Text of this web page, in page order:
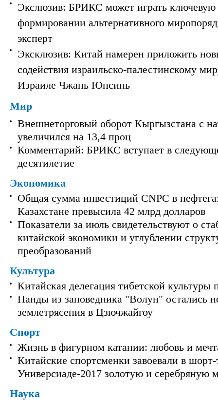
Экслюзив: БРИКС может играть ключевую
формировании альтернативного
эксперт
Эксклюзив: Китай намерен приложить
содействия израильско-палестинскому
Израиле Чжань Юнсинь
Мир
Внешнеторговый оборот Кыргызстана с
увеличился на 13,4 проц
Комментарий: БРИКС вступает в
десятилетие
Экономика
Общая сумма инвестиций CNPC в
Казахстане превысила 42 млрд долларов
Показатели за июль свидетельствуют о
китайской экономики и углублении
преобразований
Культура
Китайская делегация тибетской культуры
Панды из заповедника "Волун" остались
землетрясения в Цзючжайгоу
Спорт
Жизнь в фигурном катании: любовь и
Китайские спортсменки завоевали в шорт-
Универсиаде-2017 золотую и серебряную
Наука